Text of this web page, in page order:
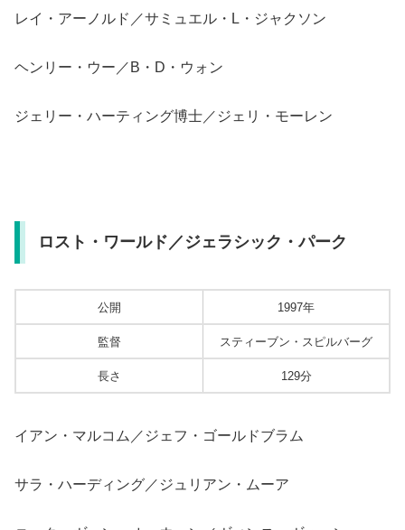
レイ・アーノルド／サミュエル・L・ジャクソン
ヘンリー・ウー／B・D・ウォン
ジェリー・ハーティング博士／ジェリ・モーレン
ロスト・ワールド／ジェラシック・パーク
公開 1997年
監督 スティーブン・スピルバーグ
長さ 129分
イアン・マルコム／ジェフ・ゴールドブラム
サラ・ハーディング／ジュリアン・ムーア